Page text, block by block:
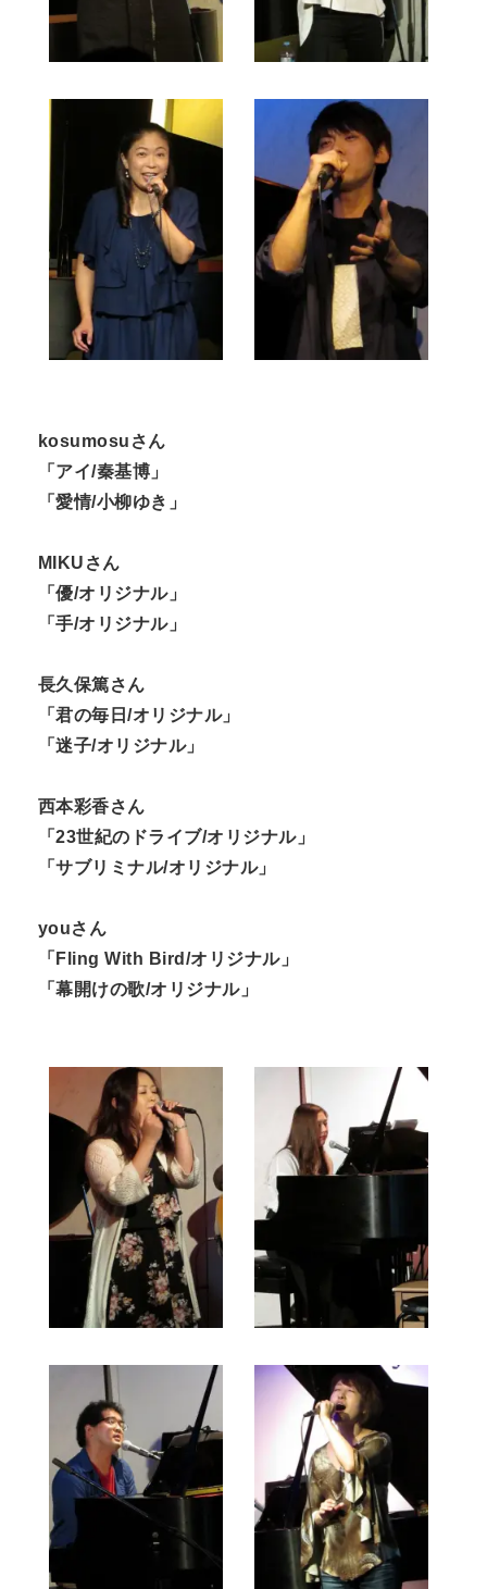
kosumosuさん
「アイ/秦基博」
「愛情/小柳ゆき」
MIKUさん
「優/オリジナル」
「手/オリジナル」
長久保篤さん
「君の毎日/オリジナル」
「迷子/オリジナル」
西本彩香さん
「23世紀のドライブ/オリジナル」
「サブリミナル/オリジナル」
youさん
「Fling With Bird/オリジナル」
「幕開けの歌/オリジナル」